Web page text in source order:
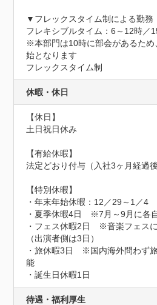
▼フレックスタイム制による勤務
フレキシブルタイム：6～12時／
※本部門は10時に部会があるため
始となります
フレックスタイム制
休暇・休日
【休日】
土日祝日休み
【有給休暇】
法定どおり付与（入社3ヶ月経過
【特別休暇】
・年末年始休暇：12／29～1／4
・夏季休暇4日　※7月～9月に各
・フェス休暇2日　※音楽フェス
（出演者側は3日）
・旅休暇3日　※国内海外問わず
能
・誕生日休暇1日
待遇・福利厚生